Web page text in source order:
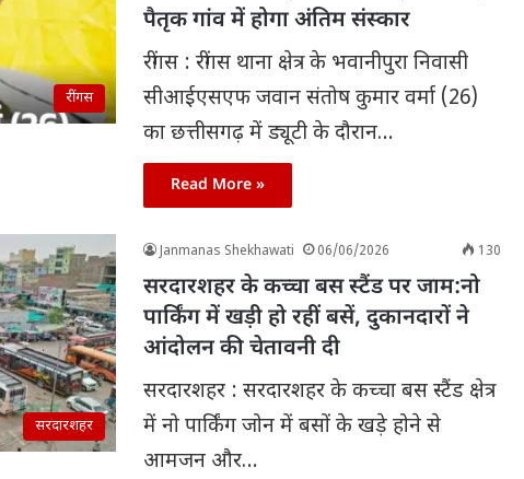
रींगस
पैतृक गांव में होगा अंतिम संस्कार
रींगस : रींगस थाना क्षेत्र के भवानीपुरा निवासी
सीआईएसएफ जवान संतोष कुमार वर्मा (26)
का छत्तीसगढ़ में ड्यूटी के दौरान…
Read More »
सरदारशहर
Janmanas Shekhawati 06/06/2026 130
सरदारशहर के कच्चा बस स्टैंड पर जाम:नो
पार्किंग में खड़ी हो रहीं बसें, दुकानदारों ने
आंदोलन की चेतावनी दी
सरदारशहर : सरदारशहर के कच्चा बस स्टैंड क्षेत्र
में नो पार्किंग जोन में बसों के खड़े होने से
आमजन और…